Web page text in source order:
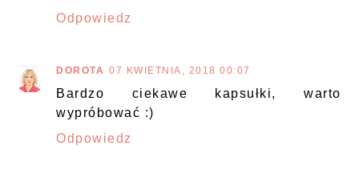
Odpowiedz
DOROTA 07 KWIETNIA, 2018 00:07
Bardzo ciekawe kapsułki, warto
wypróbować :)
Odpowiedz